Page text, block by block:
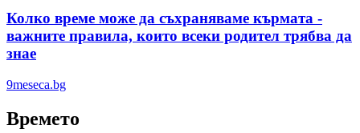
Колко време може да съхраняваме кърмата -
важните правила, които всеки родител трябва да
знае
9meseca.bg
Времето